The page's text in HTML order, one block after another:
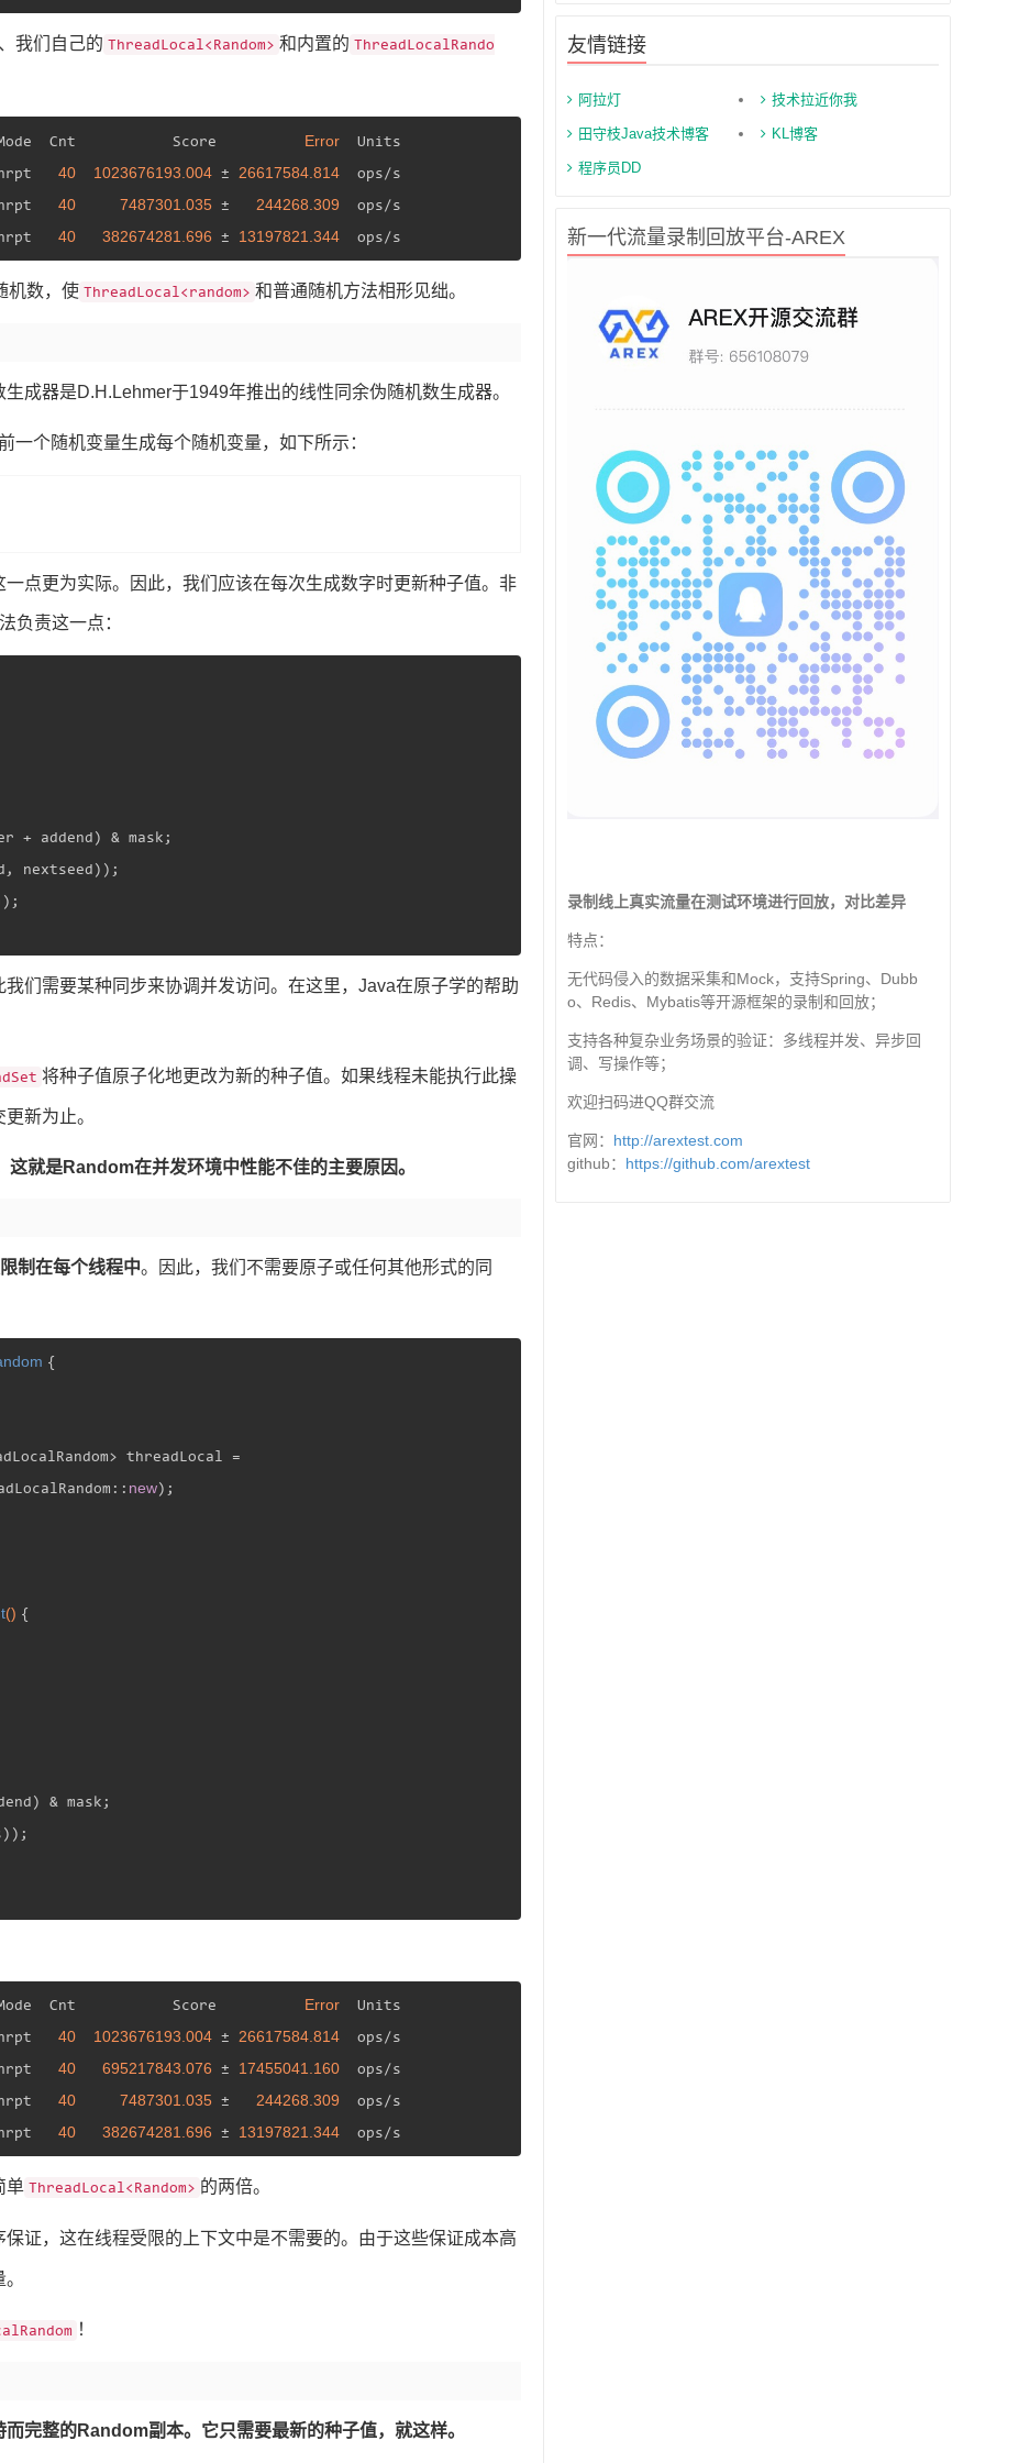
、我们自己的 ThreadLocal<Random> 和内置的 ThreadLocalRando
Mode  Cnt           Score Error
  Units
thrpt 40 1023676193.004 ± 26617584.814
  ops/s
thrpt 40 7487301.035 ± 244268.309
  ops/s
thrpt 40 382674281.696 ± 13197821.344
机数，使 ThreadLocal<random> 和普通随机方法相形见绌。
成器是D.H.Lehmer于1949年推出的线性同余伪随机数生成器。
一个随机变量生成每个随机变量，如下所示：
点更为实际。因此，我们应该在每次生成数字时更新种子值。非
负责这一点：
+ addend) & mask;
nextseed));
们需要某种同步来协调并发访问。在这里，Java在原子学的帮助
将种子值原子化地更改为新的种子值。如果线程未能执行此操
新为止。
就是Random在并发环境中性能不佳的主要原因。
制在每个线程中。因此，我们不需要原子或任何其他形式的同
{
threadLocal =
new);
() {
& mask;
Mode  Cnt           Score Error
  Units
thrpt 40 1023676193.004 ± 26617584.814
  ops/s
thrpt 40 695217843.076 ± 17455041.160
  ops/s
thrpt 40 7487301.035 ± 244268.309
  ops/s
thrpt 40 382674281.696 ± 13197821.344
  ops/s
单 ThreadLocal<Random> 的两倍。
证，这在线程受限的上下文中是不需要的。由于这些保证成本高
！
完整的Random副本。它只需要最新的种子值，就这样。
友情链接
阿拉灯 技术拉近你我
田守枝Java技术博客 KL博客
程序员DD
新一代流量录制回放平台-AREX
录制线上真实流量在测试环境进行回放，对比差异
特点：
无代码侵入的数据采集和Mock，支持Spring、Dubb
o、Redis、Mybatis等开源框架的录制和回放；
支持各种复杂业务场景的验证：多线程并发、异步回
调、写操作等；
欢迎扫码进QQ群交流
官网： http://arextest.com
github： https://github.com/arextest